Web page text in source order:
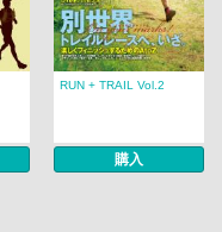
RUN + TRAIL Vol.2
購入